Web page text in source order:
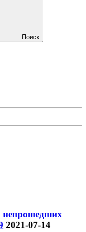
Поиск
непрошедших
2021-07-14